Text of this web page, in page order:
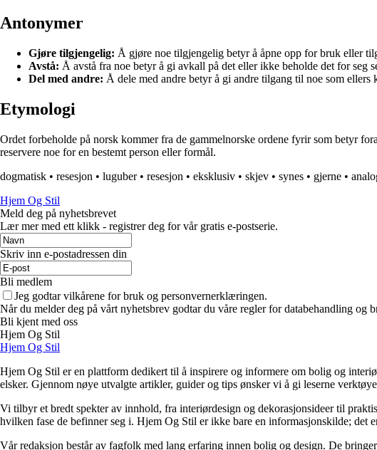
Antonymer
Gjøre tilgjengelig: Å gjøre noe tilgjengelig betyr å åpne opp for bruk eller
Avstå: Å avstå fra noe betyr å gi avkall på det eller ikke beholde det for seg
Del med andre: Å dele med andre betyr å gi andre tilgang til noe som
Etymologi
Ordet forbeholde på norsk kommer fra de gammelnorske ordene fyrir som betyr
reservere noe for en bestemt person eller formål.
dogmatisk • resesjon • luguber• resesjon • eksklusiv • skjev • synes • gjerne •
Hjem Og Stil
Meld deg på nyhetsbrevet
Lær mer med ett klikk - registrer deg for vår gratis e-postserie.
Skriv inn e-postadressen din
Bli medlem
Jeg godtar vilkårene for bruk og personvernerklæringen.
Når du melder deg på vårt nyhetsbrev godtar du våre regler for databehandling
Bli kjent med oss
Hjem Og Stil
Hjem Og Stil
Hjem Og Stil er en plattform dedikert til å inspirere og informere om bolig og
elsker. Gjennom nøye utvalgte artikler, guider og tips ønsker vi å gi leserne
Vi tilbyr et bredt spekter av innhold, fra interiørdesign og dekorasjonsideer til
hvilken fase de befinner seg i. Hjem Og Stil er ikke bare en informasjonskilde; det
Vår redaksjon består av fagfolk med lang erfaring innen bolig og design. De